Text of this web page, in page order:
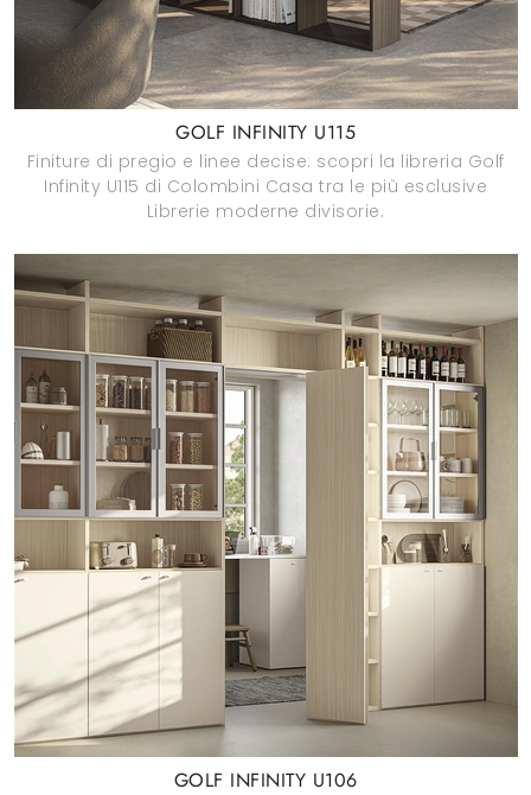
GOLF INFINITY U115
Finiture di pregio e linee decise: scopri la libreria Golf
Infinity U115 di Colombini Casa tra le più esclusive
Librerie moderne divisorie.
GOLF INFINITY U106